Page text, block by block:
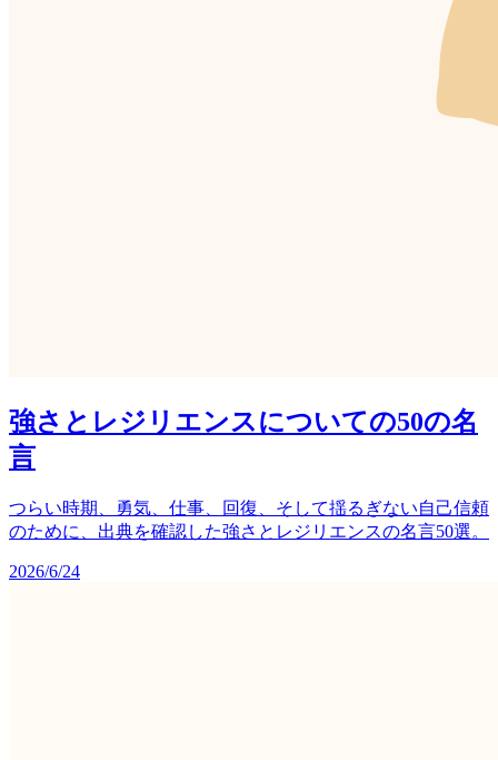
強さとレジリエンスについての50の名
言
つらい時期、勇気、仕事、回復、そして揺るぎない自己信頼
のために、出典を確認した強さとレジリエンスの名言50選。
2026/6/24